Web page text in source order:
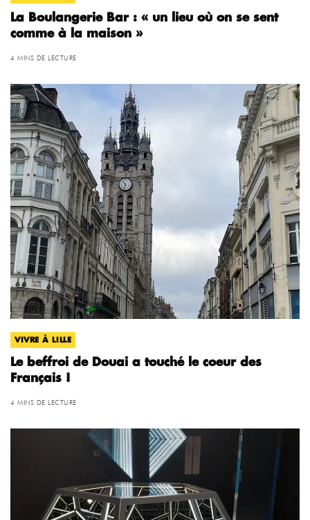
La Boulangerie Bar : « un lieu où on se sent
comme à la maison »
4 MINS DE LECTURE
VIVRE À LILLE
Le beffroi de Douai a touché le coeur des
Français !
4 MINS DE LECTURE